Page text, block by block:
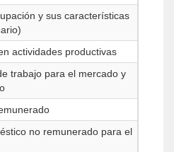
y sus características
actividades productivas
trabajo para el mercado y
no remunerado para el